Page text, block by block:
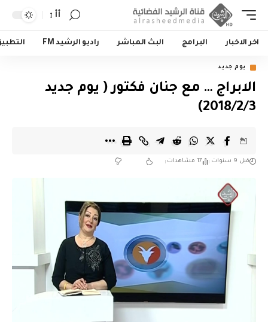
أأ
اخر الاخبار البرامج البث المباشر راديو الرشيد FM
يوم جديد
الابراج … مع جنان فكتور ( يوم جديد
2018/2/3)
قبل 9 سنوات 17 مشاهدات